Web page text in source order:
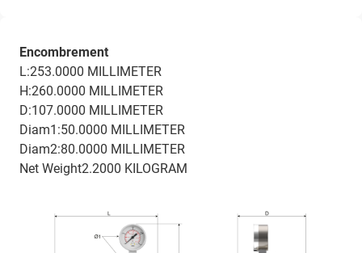
Encombrement
L:253.0000 MILLIMETER
H:260.0000 MILLIMETER
D:107.0000 MILLIMETER
Diam1:50.0000 MILLIMETER
Diam2:80.0000 MILLIMETER
Net Weight2.2000 KILOGRAM